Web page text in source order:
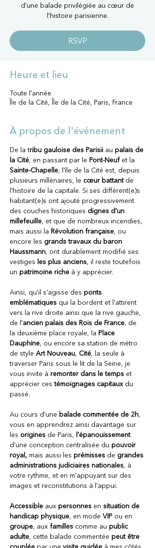
d'une balade privilégiée au cœur de
l'histoire parisienne.
RSVP
Heure et lieu
Toute l'année
Île de la Cité, Île de la Cité, Paris, France
À propos de l'événement
De la tribu gauloise des Parisii au palais de
la Cité, en passant par le Pont-Neuf et la
Sainte-Chapelle, l'île de la Cité est, depuis
plusieurs millénaires, le cœur battant de
l'histoire de la capitale. Si ses différent(e)s
habitant(e)s ont ajouté progressivement
des couches historiques dignes d'un
millefeuille, et que de nombreux incendies,
mais aussi la Révolution française, ou
encore les grands travaux du baron
Haussmann, ont durablement modifié ses
vestiges les plus anciens, il reste toutefois
un patrimoine riche à y apprécier.
Ainsi, qu'il s'agisse des ponts
emblématiques qui la bordent et l'attirent
vers la rive droite ainsi que la rive gauche,
de l'ancien palais des Rois de France, de
la deuxième place royale, la Place
Dauphine, ou encore sa station de métro
de style Art Nouveau, Cité, la seule à
traverser Paris sous le lit de la Seine, je
vous invite à remonter dans le temps et
apprécier ces témoignages capitaux du
passé.
Au cours d'une balade commentée de 2h,
vous en apprendrez ainsi davantage sur
les origines de Paris, l'épanouissement
d'une conception centralisée du pouvoir
royal, mais aussi les prémisses de grandes
administrations judiciaires nationales, à
votre rythme, et en m'appuyant sur des
images et reconstitutions à l'appui.
Accessible aux personnes en situation de
handicap physique, en mode VIP ou en
groupe, aux familles comme au public
adulte, cette balade commentée peut être